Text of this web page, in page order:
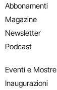
Abbonamenti
Magazine
Newsletter
Podcast
Eventi e Mostre
Inaugurazioni